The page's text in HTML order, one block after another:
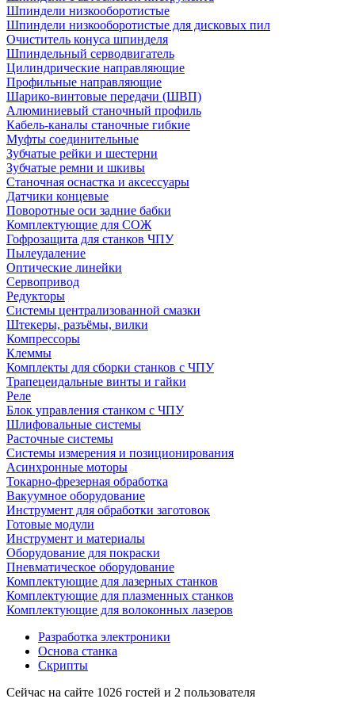
Шпиндели низкооборотистые
Шпиндели низкооборотистые для дисковых пил
Очиститель конуса шпинделя
Шпиндельный серводвигатель
Цилиндрические направляющие
Профильные направляющие
Шарико-винтовые передачи (ШВП)
Алюминиевый станочный профиль
Кабель-каналы станочные гибкие
Муфты соединительные
Зубчатые рейки и шестерни
Зубчатые ремни и шкивы
Станочная оснастка и аксессуары
Датчики концевые
Поворотные оси задние бабки
Комплектующие для СОЖ
Гофрозащита для станков ЧПУ
Пылеудаление
Оптические линейки
Сервопривод
Редукторы
Системы централизованной смазки
Штекеры, разъёмы, вилки
Компрессоры
Клеммы
Комплекты для сборки станков с ЧПУ
Трапецеидальные винты и гайки
Реле
Блок управления станком с ЧПУ
Шлифовальные системы
Расточные системы
Системы измерения и позиционирования
Асинхронные моторы
Токарно-фрезерная обработка
Вакуумное оборудование
Инструмент для обработки заготовок
Готовые модули
Инструмент и материалы
Оборудование для покраски
Пневматическое оборудование
Комплектующие для лазерных станков
Комплектующие для плазменных станков
Комплектующие для волоконных лазеров
Разработка электроники
Основа станка
Скрипты
Сейчас на сайте 1026 гостей и 2 пользователя